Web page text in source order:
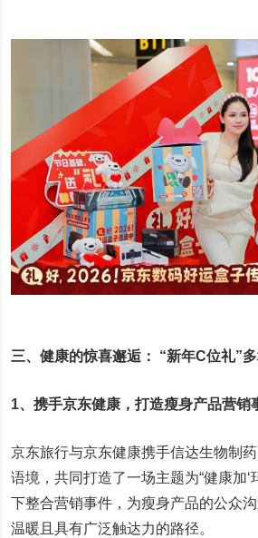
三、健康的惊喜邂逅： “新年C位礼”
1、携手京东健康，打造瘦身产品营销
京东旅行与京东健康携手信达生物制
语境，共同打造了一场主题为“健康加‘
下整合营销事件，为瘦身产品的公众沟
温暖且具有广泛触达力的路径。